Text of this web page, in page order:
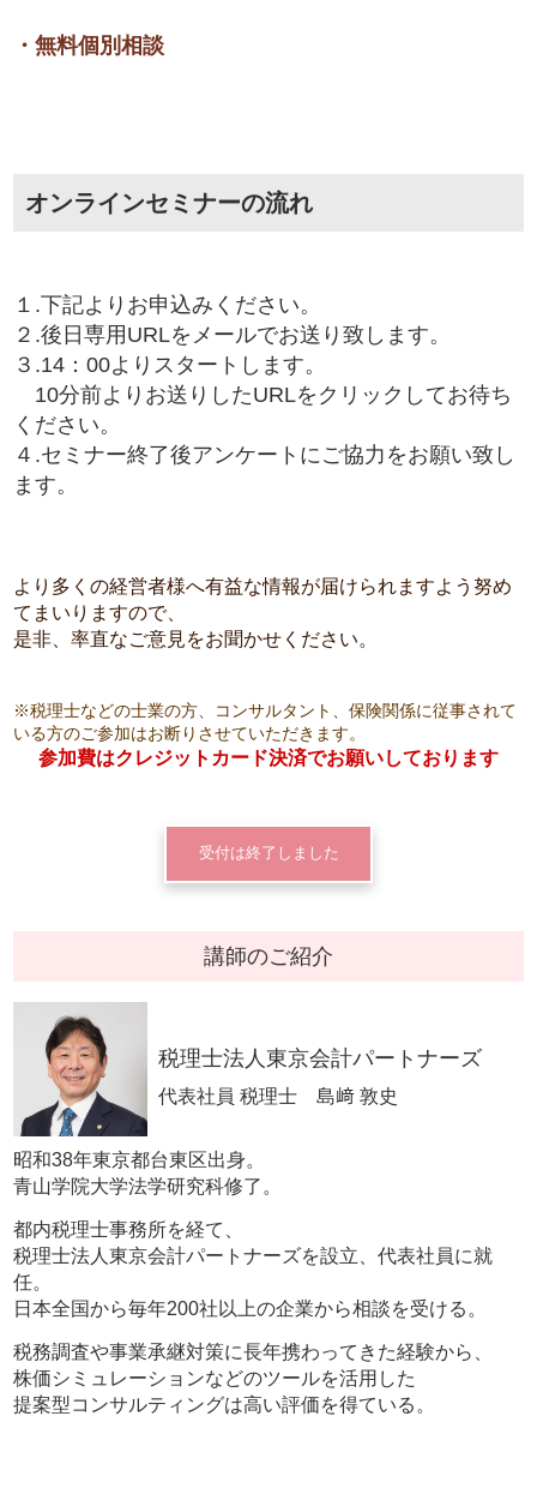
・無料個別相談
オンラインセミナーの流れ
１.下記よりお申込みください。
２.後日専用URLをメールでお送り致します。
３.14：00よりスタートします。
10分前よりお送りしたURLをクリックしてお待ち
ください。
４.セミナー終了後アンケートにご協力をお願い致し
ます。
より多くの経営者様へ有益な情報が届けられますよう努め
てまいりますので、
是非、率直なご意見をお聞かせください。
※税理士などの士業の方、コンサルタント、保険関係に従事されて
いる方のご参加はお断りさせていただきます。
参加費はクレジットカード決済でお願いしております
受付は終了しました
講師のご紹介
税理士法人東京会計パートナーズ
代表社員 税理士 島﨑 敦史
昭和38年東京都台東区出身。
青山学院大学法学研究科修了。
都内税理士事務所を経て、
税理士法人東京会計パートナーズを設立、代表社員に就
任。
日本全国から毎年200社以上の企業から相談を受ける。
税務調査や事業承継対策に長年携わってきた経験から、
株価シミュレーションなどのツールを活用した
提案型コンサルティングは高い評価を得ている。